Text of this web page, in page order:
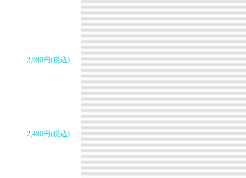
2,980円(税込)
2,480円(税込)